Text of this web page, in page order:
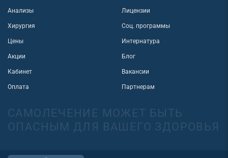
Анализы
Хирургия
Цены
Акции
Кабинет
Оплата
Лицензии
Соц. программы
Интернатура
Блог
Вакансии
Партнерам
САМОЛЕЧЕНИЕ МОЖЕТ БЫТЬ
ОПАСНЫМ ДЛЯ ВАШЕГО ЗДОРОВЬЯ